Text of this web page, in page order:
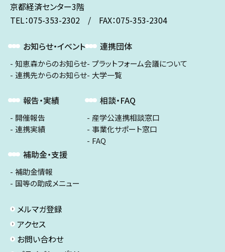
京都経済センター3階
TEL：075-353-2302 / FAX：075-353-2304
お知らせ・イベント
知恵森からのお知らせ
連携先からのお知らせ
報告・実績
開催報告
連携実績
補助金・支援
補助金情報
国等の助成メニュー
連携団体
プラットフォーム会議について
大学一覧
相談・FAQ
産学公連携相談窓口
事業化サポート窓口
FAQ
メルマガ登録
アクセス
お問い合わせ